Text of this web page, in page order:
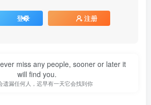
登录 注册
miss any people, sooner or later it
will find you.
遗漏任何人，迟早有一天它会找到你